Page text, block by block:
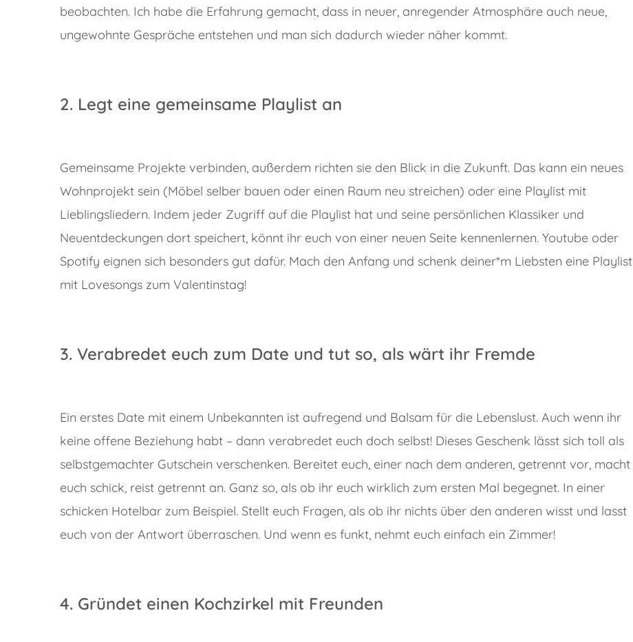
beobachten. Ich habe die Erfahrung gemacht, dass in neuer, anregender Atmosphäre auch neue,
ungewohnte Gespräche entstehen und man sich dadurch wieder näher kommt.
2. Legt eine gemeinsame Playlist an
Gemeinsame Projekte verbinden, außerdem richten sie den Blick in die Zukunft. Das kann ein neues
Wohnprojekt sein (Möbel selber bauen oder einen Raum neu streichen) oder eine Playlist mit
Lieblingsliedern. Indem jeder Zugriff auf die Playlist hat und seine persönlichen Klassiker und
Neuentdeckungen dort speichert, könnt ihr euch von einer neuen Seite kennenlernen. Youtube oder
Spotify eignen sich besonders gut dafür. Mach den Anfang und schenk deiner*m Liebsten eine Playlist
mit Lovesongs zum Valentinstag!
3. Verabredet euch zum Date und tut so, als wärt ihr Fremde
Ein erstes Date mit einem Unbekannten ist aufregend und Balsam für die Lebenslust. Auch wenn ihr
keine offene Beziehung habt – dann verabredet euch doch selbst! Dieses Geschenk lässt sich toll als
selbstgemachter Gutschein verschenken. Bereitet euch, einer nach dem anderen, getrennt vor, macht
euch schick, reist getrennt an. Ganz so, als ob ihr euch wirklich zum ersten Mal begegnet. In einer
schicken Hotelbar zum Beispiel. Stellt euch Fragen, als ob ihr nichts über den anderen wisst und lasst
euch von der Antwort überraschen. Und wenn es funkt, nehmt euch einfach ein Zimmer!
4. Gründet einen Kochzirkel mit Freunden